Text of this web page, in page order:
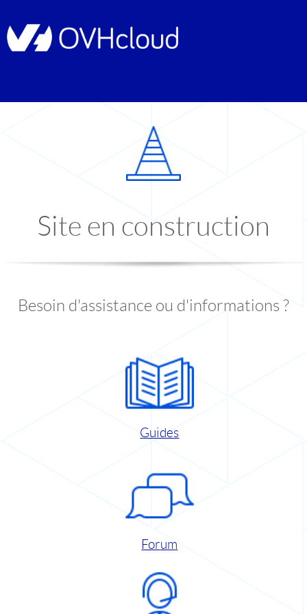
Site en construction
Besoin d'assistance ou d'informations ?
Guides
Forum